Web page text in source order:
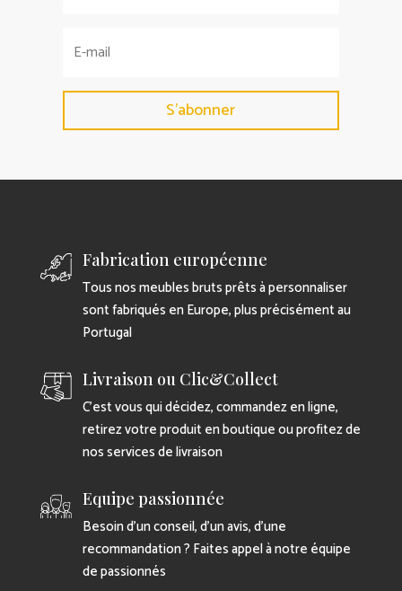
S'abonner
Fabrication européenne
Tous nos meubles bruts prêts à personnaliser
sont fabriqués en Europe, plus précisément au
Portugal
Livraison ou Clic&Collect
C’est vous qui décidez, commandez en ligne,
retirez votre produit en boutique ou profitez de
nos services de livraison
Equipe passionnée
Besoin d’un conseil, d’un avis, d’une
recommandation ? Faites appel à notre équipe
de passionnés